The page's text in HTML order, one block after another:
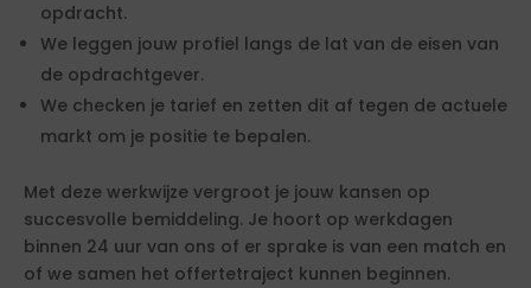
opdracht.
We leggen jouw profiel langs de lat van de eisen van
de opdrachtgever.
We checken je tarief en zetten dit af tegen de actuele
markt om je positie te bepalen.
Met deze werkwijze vergroot je jouw kansen op
succesvolle bemiddeling. Je hoort op werkdagen
binnen 24 uur van ons of er sprake is van een match en
of we samen het offertetraject kunnen beginnen.